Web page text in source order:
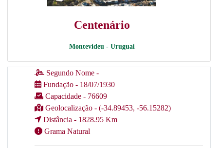
Centenário
Montevideu - Uruguai
Segundo Nome -
Fundação - 18/07/1930
Capacidade - 76609
Geolocalização - (-34.89453, -56.15282)
Distância - 1828.95 Km
Grama Natural